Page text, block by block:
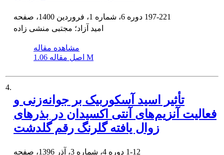
197-221
امید آزاد؛ مجتبی منشی زاده
مشاهده مقاله
اصل مقاله 1.06 M
4.
تأثیر اسید آسکوربیک بر جوانه‌زنی و
فعالیت آنزیم‌های آنتی اکسیدان در بذرهای
زوال یافته گلرنگ رقم گلدشت
1-12